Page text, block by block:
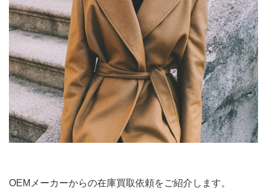
OEMメーカーからの在庫買取依頼をご紹介します。